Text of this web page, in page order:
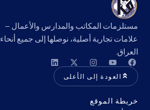
مستلزمات المكاتب والمدارس والأعمال —
علامات تجارية أصلية، نوصلها إلى جميع أنحاء
العراق.
العودة إلى الأعلى
خريطة الموقع